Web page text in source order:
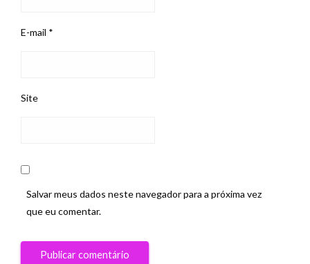
E-mail *
Site
Salvar meus dados neste navegador para a próxima vez
que eu comentar.